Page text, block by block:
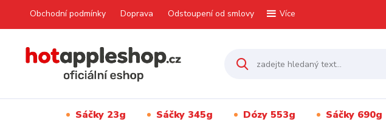
Obchodní podmínky Doprava Odstoupení od smlovy Více
Sáčky 23g Sáčky 345g Dózy 553g Sáčky 690g